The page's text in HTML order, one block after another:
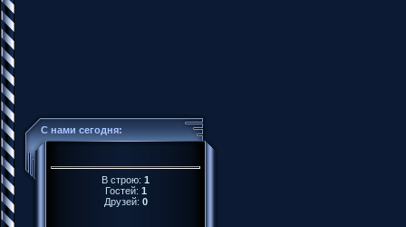
С нами сегодня:
В строю: 1
Гостей: 1
Друзей: 0